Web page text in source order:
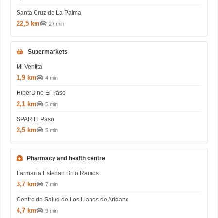
Santa Cruz de La Palma
22,5 km 27 min
Supermarkets
Mi Ventita
1,9 km 4 min
HiperDino El Paso
2,1 km 5 min
SPAR El Paso
2,5 km 5 min
Pharmacy and health centre
Farmacia Esteban Brito Ramos
3,7 km 7 min
Centro de Salud de Los Llanos de Aridane
4,7 km 9 min